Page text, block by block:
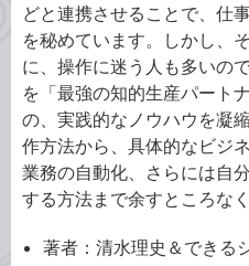
どと連携させることで、仕
を秘めています。しかし、
に、操作に迷う人も多いの
を「最強の知的生産パート
の、実践的なノウハウを凝
作方法から、具体的なビジ
業務の自動化、さらには自
する方法まで余すところな
著者：清水理史＆できる